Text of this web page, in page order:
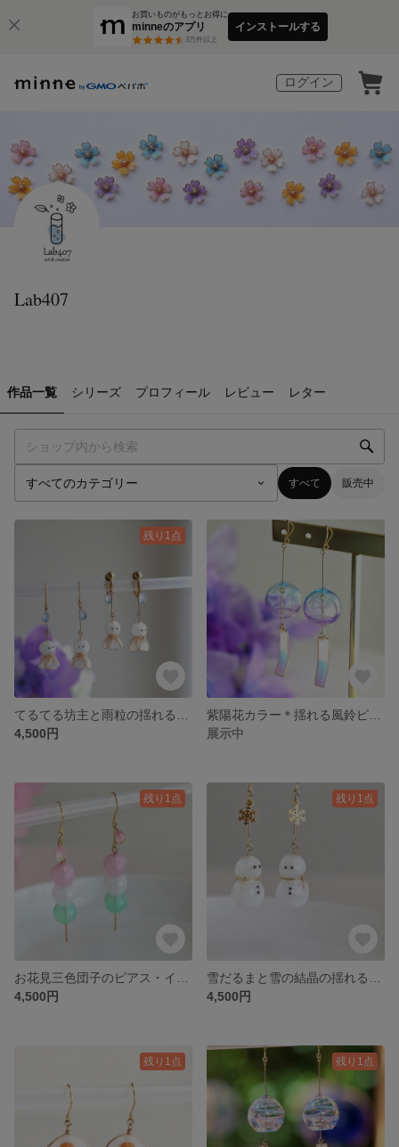
お買いものがもっとお得に
minneのアプリ
3万件以上
インストールする
ログイン
Lab407
作品一覧 シリーズ プロフィール レビュー レター
すべて 販売中
残り1点
4,500円
展示中
残り1点
4,500円
残り1点
4,500円
残り1点 残り1点